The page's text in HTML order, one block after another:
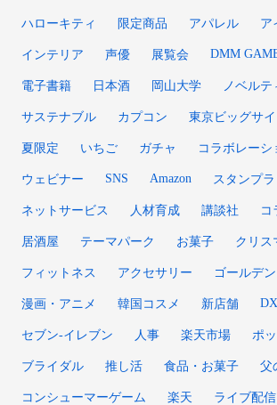
ハローキティ 限定商品 アパレル ア
インテリア 声優 展覧会 DMM
電子書籍 日本酒 岡山大学 ノベルテ
サステナブル カプコン 東京ビッグサイ
夏限定 いちご ガチャ コラボレーシ
ウェビナー SNS Amazon スタンプ
ネットサービス 人材育成 講談社 コ
居酒屋 テーマパーク お菓子 クリス
フィットネス アクセサリー ゴールデ
漫画・アニメ 韓国コスメ 新店舗 DX
セブン‐イレブン 人事 楽天市場 ポ
ブライダル 推し活 食品・お菓子 父
コンシューマーゲーム 楽天 ライブ配信